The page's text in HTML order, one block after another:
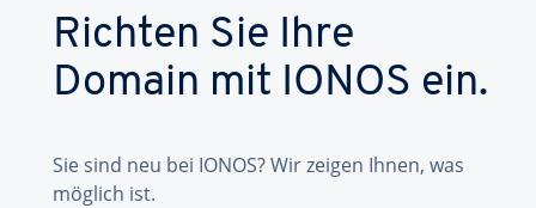
Richten Sie Ihre
Domain mit IONOS ein.
Sie sind neu bei IONOS? Wir zeigen Ihnen, was
möglich ist.